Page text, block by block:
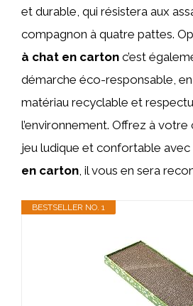
et durable, qui résistera aux
compagnon à quatre pattes.
à chat en carton c’est
démarche éco-responsable, en
matériau recyclable et
l’environnement. Offrez à votre
jeu ludique et confortable avec
en carton, il vous en sera
BESTSELLER NO. 1